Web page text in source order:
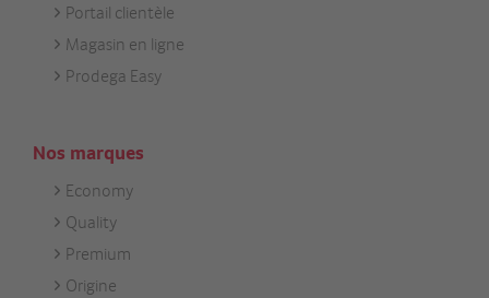
Portail clientèle
Magasin en ligne
Prodega Easy
Nos marques
Footer
Unsere
Marken
Economy
Quality
Premium
Origine